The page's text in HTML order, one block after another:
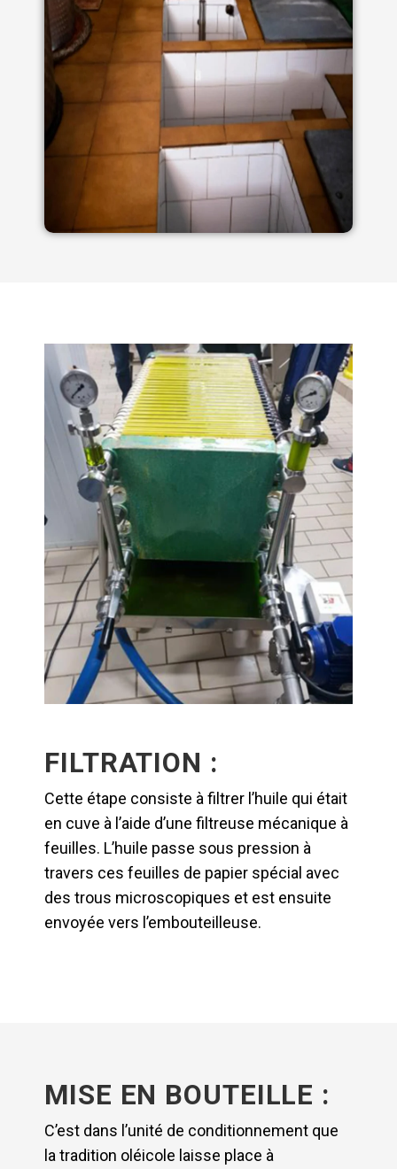
FILTRATION :
Cette étape consiste à filtrer l’huile qui était
en cuve à l’aide d’une filtreuse mécanique à
feuilles. L’huile passe sous pression à
travers ces feuilles de papier spécial avec
des trous microscopiques et est ensuite
envoyée vers l’embouteilleuse.
MISE EN BOUTEILLE :
C’est dans l’unité de conditionnement que
la tradition oléicole laisse place à